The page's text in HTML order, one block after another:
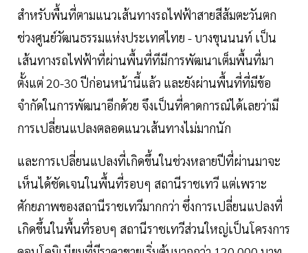
สำหรับพื้นที่ตามแนวเส้นทางรถไฟฟ้าสายสีส้มตะวันตก
ช่วงศูนย์วัฒนธรรมแห่งประเทศไทย - บางขุนนนท์ เป็น
เส้นทางรถไฟฟ้าที่ผ่านพื้นที่ทีมีการพัฒนาเต็มพื้นที่มา
ตั้งแต่ 20-30 ปีก่อนหน้านี้แล้ว และยังผ่านพื้นที่ที่มีข้อ
จำกัดในการพัฒนาอีกด้วย จึงเป็นที่คาดการณ์ได้เลยว่ามี
การเปลี่ยนแปลงตลอดแนวเส้นทางไม่มากนัก
และการเปลี่ยนแปลงที่เกิดขึ้นในช่วงหลายปีที่ผ่านมาจะ
เห็นได้ชัดเจนในพื้นที่รอบๆ สถานีราชเทวี แต่เพราะ
ศักยภาพของสถานีราชเทวีมากกว่า ซึ่งการเปลี่ยนแปลงที่
เกิดขึ้นในพื้นที่รอบๆ สถานีราชเทวีส่วนใหญ่เป็นโครงการ